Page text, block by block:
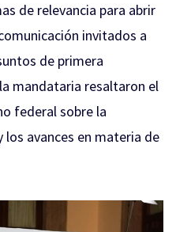
de relevancia para abrir
invitados a
de primera
mandataria resaltaron el
federal sobre la
los avances en materia de